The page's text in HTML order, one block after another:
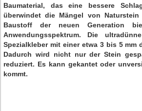
Baumaterial, das eine bessere
überwindet die Mängel von
Baustoff der neuen Generation
Anwendungsspektrum. Die
Spezialkleber mit einer etwa 3 bis 5
Dadurch wird nicht nur der Stein
reduziert. Es kann gekantet oder
kommt.